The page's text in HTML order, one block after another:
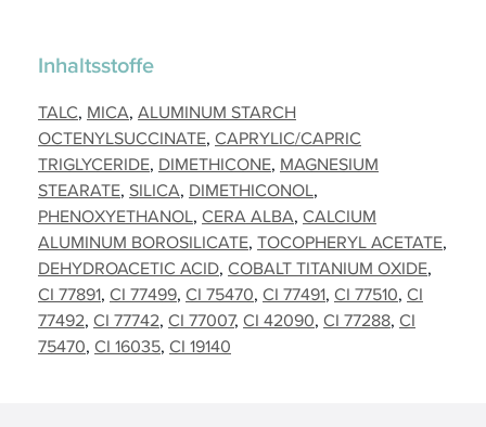
Inhaltsstoffe
TALC MICA ALUMINUM STARCH
OCTENYLSUCCINATE CAPRYLIC/CAPRIC
TRIGLYCERIDE DIMETHICONE MAGNESIUM
STEARATE SILICA DIMETHICONOL
PHENOXYETHANOL CERA ALBA CALCIUM
ALUMINUM BOROSILICATE TOCOPHERYL ACETATE
DEHYDROACETIC ACID COBALT TITANIUM OXIDE
CI 77891 CI 77499 CI 75470 CI 77491 CI 77510 CI
77492 CI 77742 CI 77007 CI 42090 CI 77288 CI
75470 CI 16035 CI 19140